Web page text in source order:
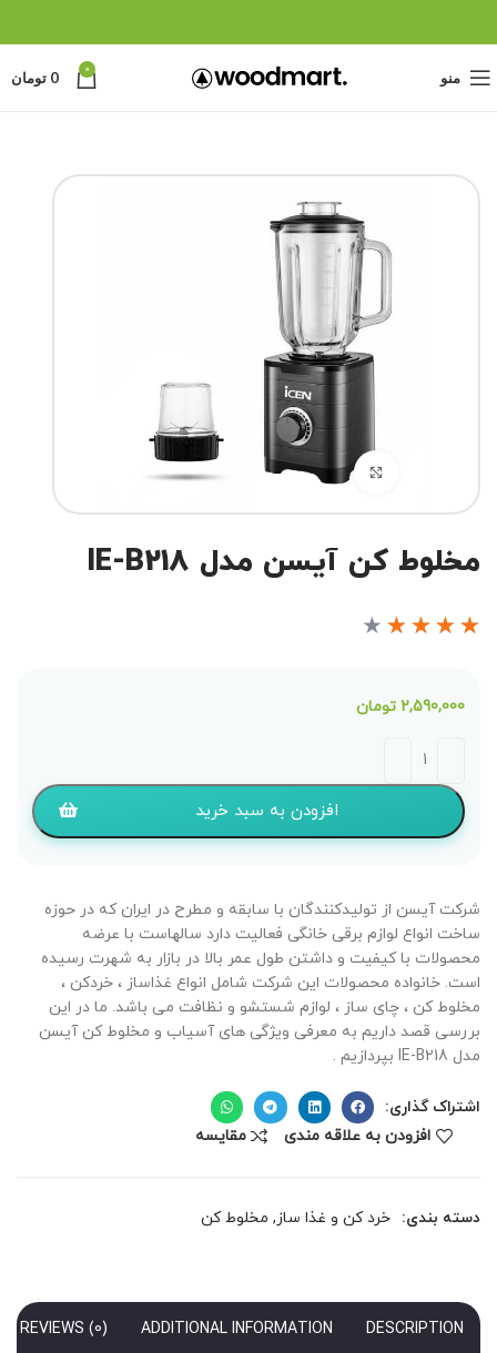
منو 0
0 تومان
برای بزرگنمایی کلیک کنید
مخلوط کن آیسن مدل IE-B218
★
★
★
★
★
2,590,000 تومان
افزودن به سبد خرید
شرکت آیسن از تولیدکنندگان با سابقه و مطرح در ایران که در حوزه
ساخت انواع لوازم برقی خانگی فعالیت دارد سالهاست با عرضه
محصولات با کیفیت و داشتن طول عمر بالا در بازار به شهرت رسیده
است. خانواده محصولات این شرکت شامل انواع غذاساز ، خردکن ،
مخلوط کن ، چای ساز ، لوازم شستشو و نظافت می باشد. ما در این
بررسی قصد داریم به معرفی ویژگی های آسیاب و مخلوط کن آیسن
مدل IE-B218 بپردازیم .
اشتراک گذاری:
افزودن به علاقه مندی
مقايسه
دسته بندی: خرد کن و غذا ساز, مخلوط کن
DESCRIPTION
ADDITIONAL INFORMATION
REVIEWS (0)